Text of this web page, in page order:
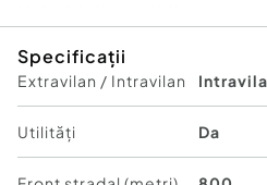
Apă
Canalizare
Gaz (la 150m)
Avantaje locație:
Amplasare într-o zonă în
Specificații
Extravilan / Intravilan
Utilități Da